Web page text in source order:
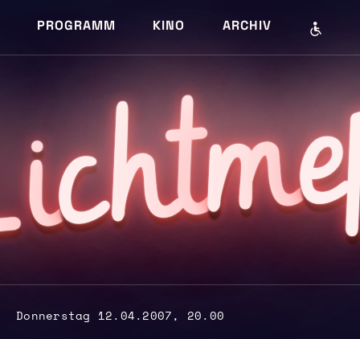
PROGRAMM KINO ARCHIV
ichtm
Donnerstag 12.04.2007, 20.00